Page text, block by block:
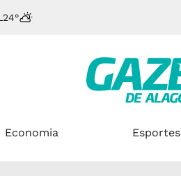
24°
Economia Esportes